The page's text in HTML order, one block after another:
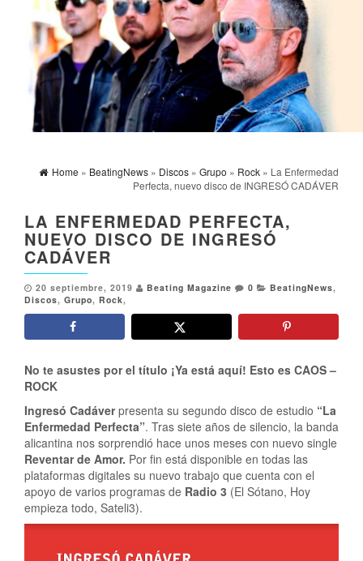
Home » BeatingNews » Discos » Grupo » Rock » La Enfermedad
Perfecta, nuevo disco de INGRESÓ CADÁVER
LA ENFERMEDAD PERFECTA,
NUEVO DISCO DE INGRESÓ
CADÁVER
20 septiembre, 2019 Beating Magazine 0 BeatingNews,
Discos, Grupo, Rock,
No te asustes por el título ¡Ya está aquí! Esto es CAOS –
ROCK
Ingresó Cadáverpresenta su segundo disco de estudio “La
Enfermedad Perfecta”. Tras siete años de silencio, la banda
alicantina nos sorprendió hace unos meses con nuevo single
Reventar de Amor. Por fin está disponible en todas las
plataformas digitales su nuevo trabajo que cuenta con el
apoyo de varios programas de Radio 3 (El Sótano, Hoy
empieza todo, Sateli3).